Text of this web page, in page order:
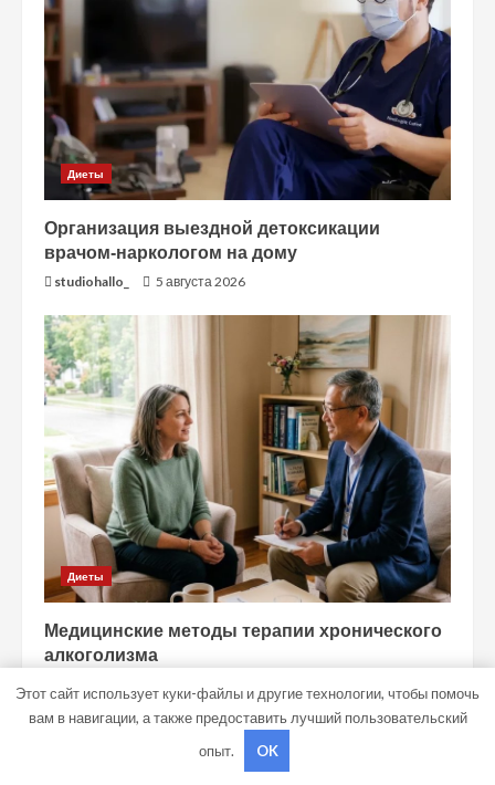
Диеты
Организация выездной детоксикации
врачом-наркологом на дому
studiohallo_ 5 августа 2026
Диеты
Медицинские методы терапии хронического
алкоголизма
studiohallo_ 14 июля 2026
Обустройство системы вентиляции в бане
Этот сайт использует куки-файлы и другие технологии, чтобы помочь
вам в навигации, а также предоставить лучший пользовательский
опыт.
OK